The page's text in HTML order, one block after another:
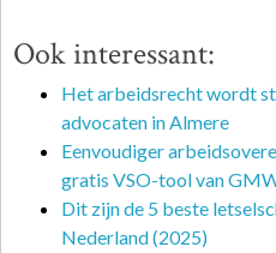
Ook interessant:
Het arbeidsrecht wordt
advocaten in Almere
Eenvoudiger
gratis VSO-tool van
Dit zijn de 5 beste
Nederland (2025)